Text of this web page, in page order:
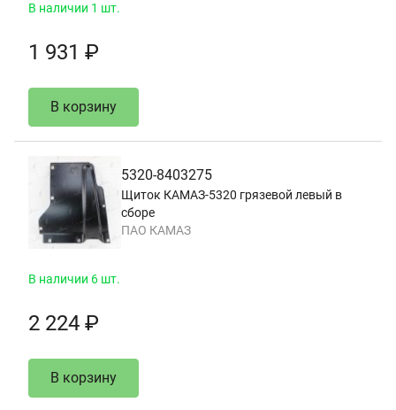
В наличии 1 шт.
1 931 ₽
В корзину
5320-8403275
Щиток КАМАЗ-5320 грязевой левый в
сборе
ПАО КАМАЗ
В наличии 6 шт.
2 224 ₽
В корзину